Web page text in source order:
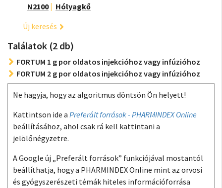
N2100
Hólyagkő
Új keresés
Találatok (2 db)
FORTUM 1 g por oldatos injekcióhoz vagy infúzióhoz
FORTUM 2 g por oldatos injekcióhoz vagy infúzióhoz
Ne hagyja, hogy az algoritmus döntsön Ön helyett!
Kattintson ide a Preferált források - PHARMINDEX Online
beállításához, ahol csak rá kell kattintani a
jelölőnégyzetre.
A Google új „Preferált források” funkciójával mostantól
beállíthatja, hogy a PHARMINDEX Online mint az orvosi
és gyógyszerészeti témák hiteles információforrása